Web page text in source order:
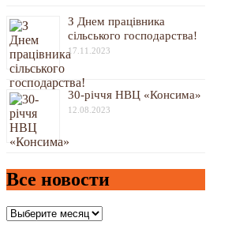
З Днем працівника
сільського господарства!
17.11.2023
30-річчя НВЦ «Консима»
12.08.2023
Все новости
Все